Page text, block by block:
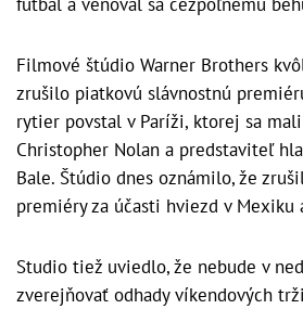
Filmové štúdio Warner Brothers
zrušilo piatkovú slávnostnú
rytier povstal v Paríži, ktorej sa
Christopher Nolan a predstaviteľ
Bale. Štúdio dnes oznámilo, že
premiéry za účasti hviezd v Mexiku
Studio tiež uviedlo, že nebude v
zverejňovať odhady víkendových